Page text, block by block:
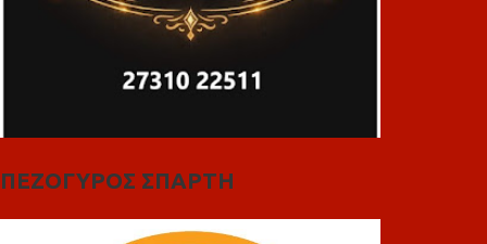
ΠΕΖΟΓΥΡΟΣ ΣΠΑΡΤΗ